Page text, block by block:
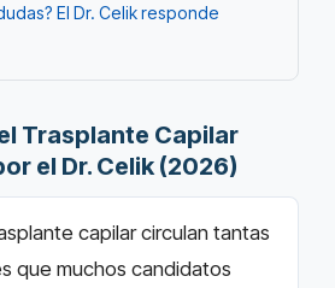
El Dr. Celik responde
Trasplante Capilar
el Dr. Celik (2026)
capilar circulan tantas
que muchos candidatos